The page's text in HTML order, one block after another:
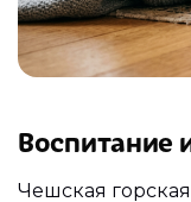
Воспитание
Чешская